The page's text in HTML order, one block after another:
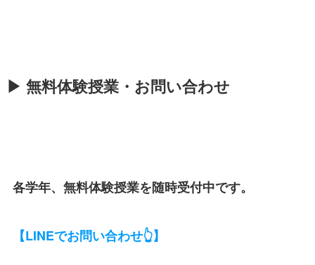
▶ 無料体験授業・お問い合わせ
各学年、無料体験授業を随時受付中です。
【LINEでお問い合わせ👆】